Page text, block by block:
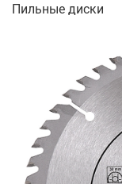
Пильные диски